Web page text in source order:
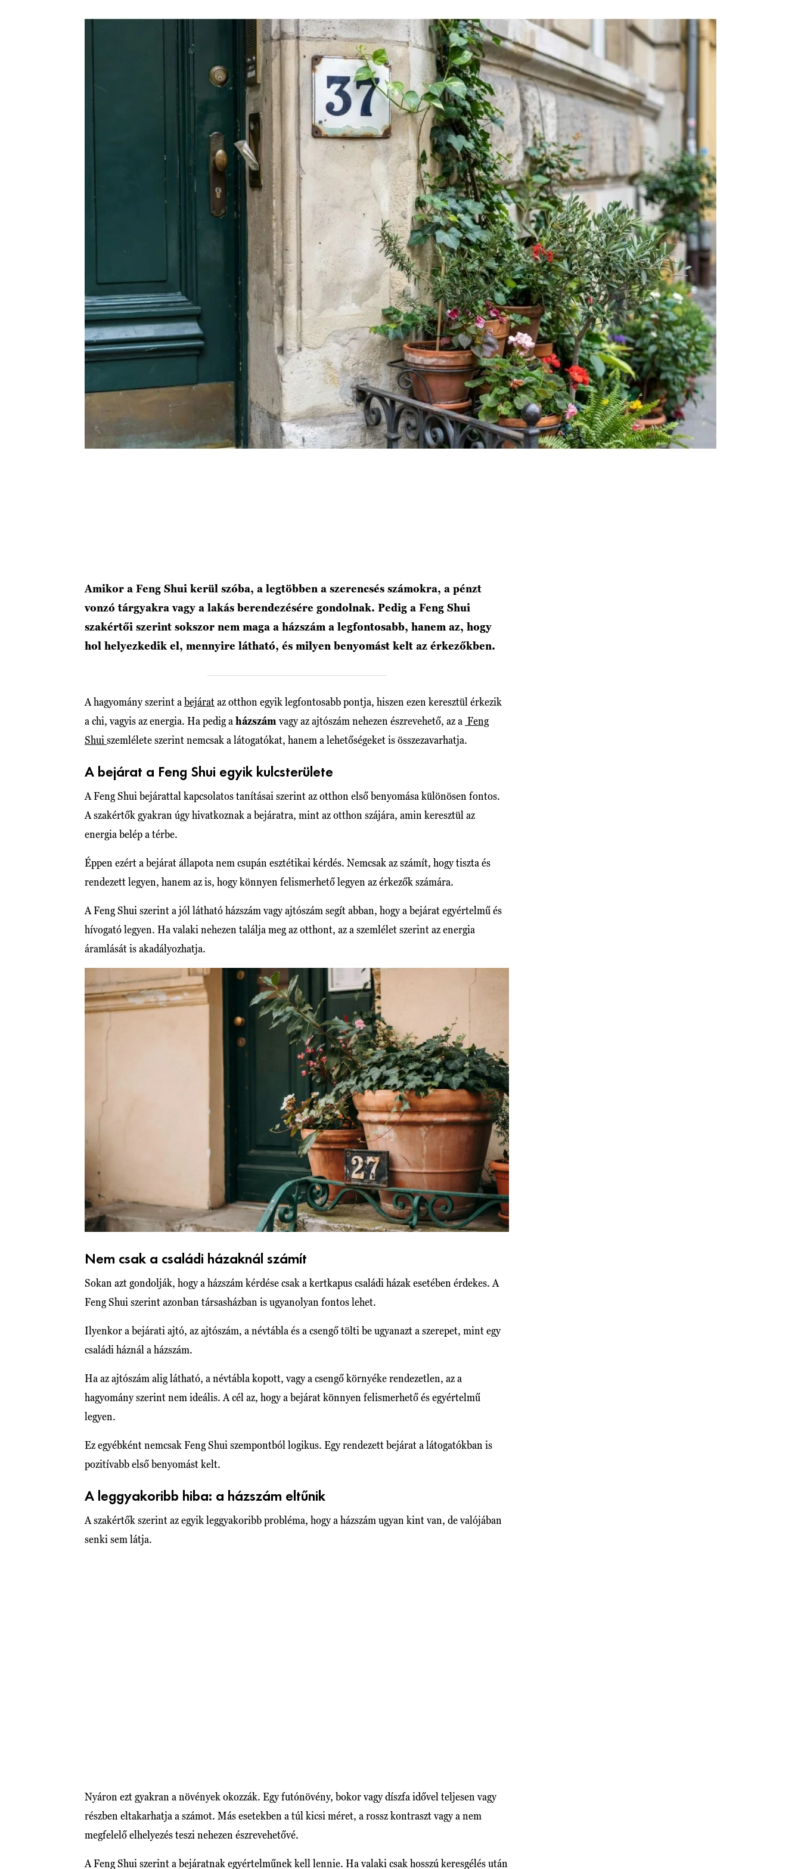
Amikor a Feng Shui kerül szóba, a legtöbben a szerencsés számokra, a pénzt
vonzó tárgyakra vagy a lakás berendezésére gondolnak. Pedig a Feng Shui
szakértői szerint sokszor nem maga a házszám a legfontosabb, hanem az, hogy
hol helyezkedik el, mennyire látható, és milyen benyomást kelt az érkezőkben.
A hagyomány szerint a bejárataz otthon egyik legfontosabb pontja, hiszen ezen keresztül érkezik
a chi, vagyis az energia. Ha pedig a házszám vagy az ajtószám nehezen észrevehető, az a Feng
Shui szemlélete szerint nemcsak a látogatókat, hanem a lehetőségeket is összezavarhatja.
A bejárat a Feng Shui egyik kulcsterülete
A Feng Shui bejárattal kapcsolatos tanításai szerint az otthon első benyomása különösen fontos.
A szakértők gyakran úgy hivatkoznak a bejáratra, mint az otthon szájára, amin keresztül az
energia belép a térbe.
Éppen ezért a bejárat állapota nem csupán esztétikai kérdés. Nemcsak az számít, hogy tiszta és
rendezett legyen, hanem az is, hogy könnyen felismerhető legyen az érkezők számára.
A Feng Shui szerint a jól látható házszám vagy ajtószám segít abban, hogy a bejárat egyértelmű és
hívogató legyen. Ha valaki nehezen találja meg az otthont, az a szemlélet szerint az energia
áramlását is akadályozhatja.
Nem csak a családi házaknál számít
Sokan azt gondolják, hogy a házszám kérdése csak a kertkapus családi házak esetében érdekes. A
Feng Shui szerint azonban társasházban is ugyanolyan fontos lehet.
Ilyenkor a bejárati ajtó, az ajtószám, a névtábla és a csengő tölti be ugyanazt a szerepet, mint egy
családi háznál a házszám.
Ha az ajtószám alig látható, a névtábla kopott, vagy a csengő környéke rendezetlen, az a
hagyomány szerint nem ideális. A cél az, hogy a bejárat könnyen felismerhető és egyértelmű
legyen.
Ez egyébként nemcsak Feng Shui szempontból logikus. Egy rendezett bejárat a látogatókban is
pozitívabb első benyomást kelt.
A leggyakoribb hiba: a házszám eltűnik
A szakértők szerint az egyik leggyakoribb probléma, hogy a házszám ugyan kint van, de valójában
senki sem látja.
Nyáron ezt gyakran a növények okozzák. Egy futónövény, bokor vagy díszfa idővel teljesen vagy
részben eltakarhatja a számot. Más esetekben a túl kicsi méret, a rossz kontraszt vagy a nem
megfelelő elhelyezés teszi nehezen észrevehetővé.
A Feng Shui szerint a bejáratnak egyértelműnek kell lennie. Ha valaki csak hosszú keresgélés után